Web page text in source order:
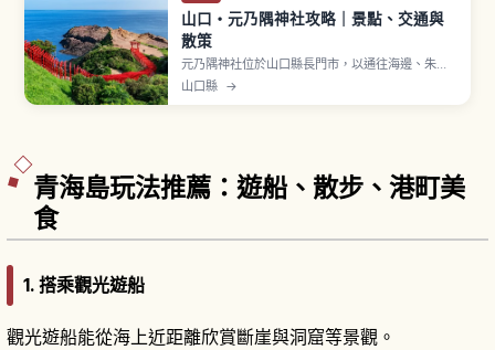
山口・元乃隅神社攻略｜景點、交通與
散策
元乃隅神社位於山口縣長門市，以通往海邊、朱紅
鳥居連綿排列的景觀而聞名，神社坐落於眺望日本
海的高台。123座紅鳥居延伸向日本海，與藍天碧海
山口縣 →
青海島玩法推薦：遊船、散步、港町美
食
1. 搭乘觀光遊船
觀光遊船能從海上近距離欣賞斷崖與洞窟等景觀。